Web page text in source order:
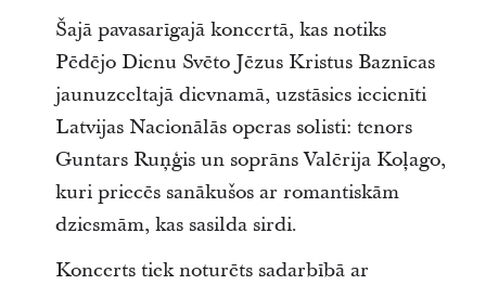
Šajā pavasarīgajā koncertā, kas notiks
Pēdējo Dienu Svēto Jēzus Kristus Baznīcas
jaunuzceltajā dievnamā, uzstāsies iecienīti
Latvijas Nacionālās operas solisti: tenors
Guntars Ruņģis un soprāns Valērija Koļago,
kuri priecēs sanākušos ar romantiskām
dziesmām, kas sasilda sirdi.
Koncerts tiek noturēts sadarbībā ar